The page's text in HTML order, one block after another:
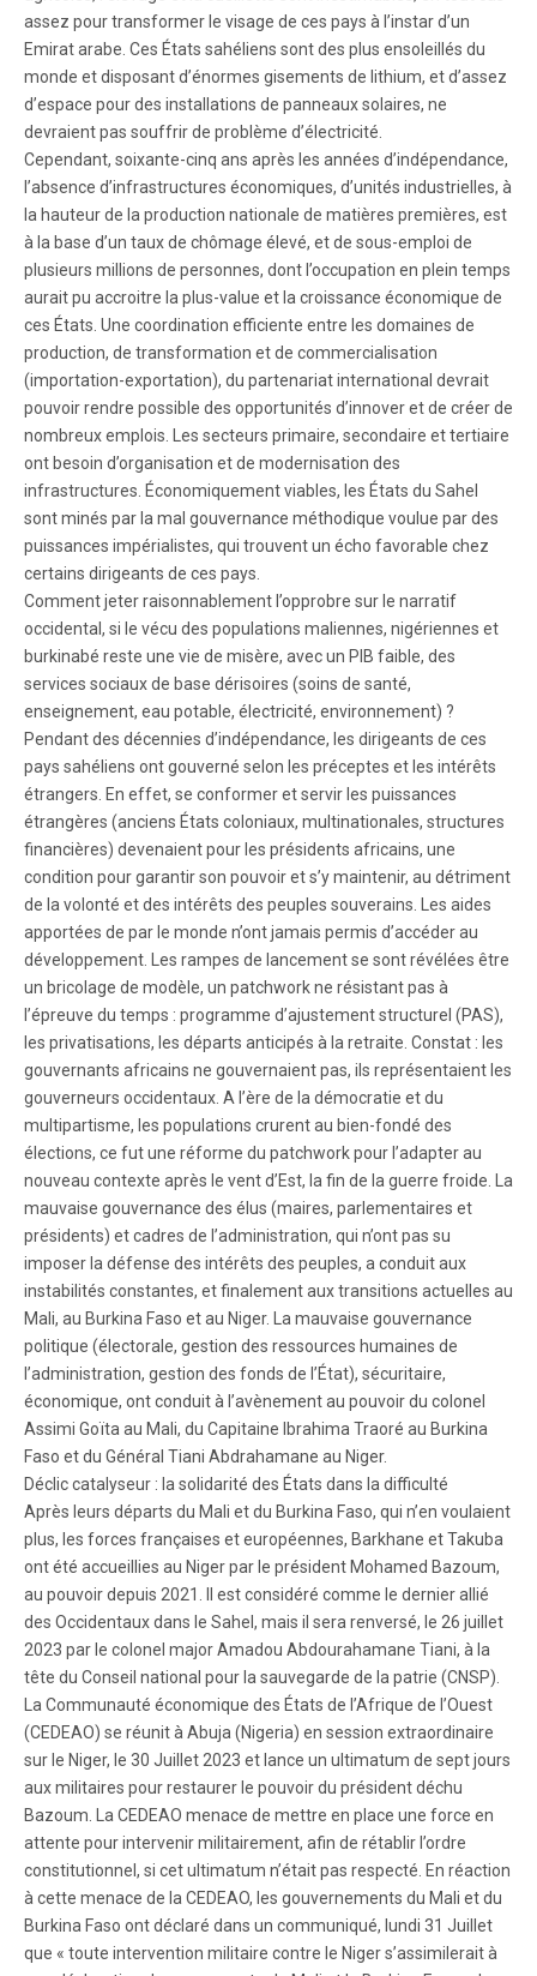
assez pour transformer le visage de ces pays à l’instar d’un
Emirat arabe. Ces États sahéliens sont des plus ensoleillés du
monde et disposant d’énormes gisements de lithium, et d’assez
d’espace pour des installations de panneaux solaires, ne
devraient pas souffrir de problème d’électricité.
Cependant, soixante-cinq ans après les années d’indépendance,
l’absence d’infrastructures économiques, d’unités industrielles, à
la hauteur de la production nationale de matières premières, est
à la base d’un taux de chômage élevé, et de sous-emploi de
plusieurs millions de personnes, dont l’occupation en plein temps
aurait pu accroitre la plus-value et la croissance économique de
ces États. Une coordination efficiente entre les domaines de
production, de transformation et de commercialisation
(importation-exportation), du partenariat international devrait
pouvoir rendre possible des opportunités d’innover et de créer de
nombreux emplois. Les secteurs primaire, secondaire et tertiaire
ont besoin d’organisation et de modernisation des
infrastructures. Économiquement viables, les États du Sahel
sont minés par la mal gouvernance méthodique voulue par des
puissances impérialistes, qui trouvent un écho favorable chez
certains dirigeants de ces pays.
Comment jeter raisonnablement l’opprobre sur le narratif
occidental, si le vécu des populations maliennes, nigériennes et
burkinabé reste une vie de misère, avec un PIB faible, des
services sociaux de base dérisoires (soins de santé,
enseignement, eau potable, électricité, environnement) ?
Pendant des décennies d’indépendance, les dirigeants de ces
pays sahéliens ont gouverné selon les préceptes et les intérêts
étrangers. En effet, se conformer et servir les puissances
étrangères (anciens États coloniaux, multinationales, structures
financières) devenaient pour les présidents africains, une
condition pour garantir son pouvoir et s’y maintenir, au détriment
de la volonté et des intérêts des peuples souverains. Les aides
apportées de par le monde n’ont jamais permis d’accéder au
développement. Les rampes de lancement se sont révélées être
un bricolage de modèle, un patchwork ne résistant pas à
l’épreuve du temps : programme d’ajustement structurel (PAS),
les privatisations, les départs anticipés à la retraite. Constat : les
gouvernants africains ne gouvernaient pas, ils représentaient les
gouverneurs occidentaux. A l’ère de la démocratie et du
multipartisme, les populations crurent au bien-fondé des
élections, ce fut une réforme du patchwork pour l’adapter au
nouveau contexte après le vent d’Est, la fin de la guerre froide. La
mauvaise gouvernance des élus (maires, parlementaires et
présidents) et cadres de l’administration, qui n’ont pas su
imposer la défense des intérêts des peuples, a conduit aux
instabilités constantes, et finalement aux transitions actuelles au
Mali, au Burkina Faso et au Niger. La mauvaise gouvernance
politique (électorale, gestion des ressources humaines de
l’administration, gestion des fonds de l’État), sécuritaire,
économique, ont conduit à l’avènement au pouvoir du colonel
Assimi Goïta au Mali, du Capitaine Ibrahima Traoré au Burkina
Faso et du Général Tiani Abdrahamane au Niger.
Déclic catalyseur : la solidarité des États dans la difficulté
Après leurs départs du Mali et du Burkina Faso, qui n’en voulaient
plus, les forces françaises et européennes, Barkhane et Takuba
ont été accueillies au Niger par le président Mohamed Bazoum,
au pouvoir depuis 2021. Il est considéré comme le dernier allié
des Occidentaux dans le Sahel, mais il sera renversé, le 26 juillet
2023 par le colonel major Amadou Abdourahamane Tiani, à la
tête du Conseil national pour la sauvegarde de la patrie (CNSP).
La Communauté économique des États de l’Afrique de l’Ouest
(CEDEAO) se réunit à Abuja (Nigeria) en session extraordinaire
sur le Niger, le 30 Juillet 2023 et lance un ultimatum de sept jours
aux militaires pour restaurer le pouvoir du président déchu
Bazoum. La CEDEAO menace de mettre en place une force en
attente pour intervenir militairement, afin de rétablir l’ordre
constitutionnel, si cet ultimatum n’était pas respecté. En réaction
à cette menace de la CEDEAO, les gouvernements du Mali et du
Burkina Faso ont déclaré dans un communiqué, lundi 31 Juillet
que « toute intervention militaire contre le Niger s’assimilerait à